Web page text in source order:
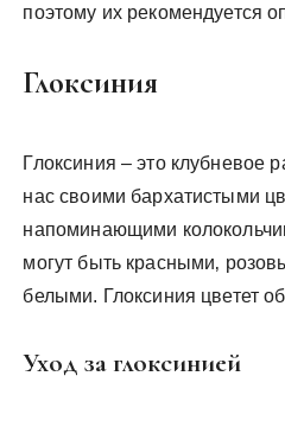
поэтому их рекомендуется
Глоксиния
Глоксиния – это клубневое
нас своими бархатистыми
напоминающими
могут быть красными‚
белыми. Глоксиния цветет
Уход за глоксинией